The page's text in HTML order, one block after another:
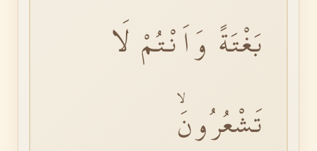
بَغْتَةً وَاَنْتُمْ لَا
تَشْعُرُونَۙ